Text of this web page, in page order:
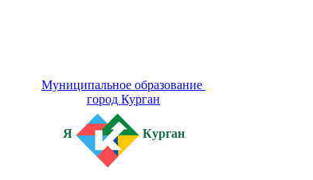
Муниципальное образование
город Курган
Я Курган